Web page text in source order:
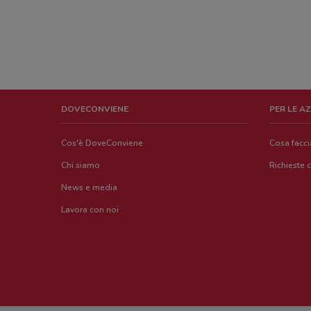
DOVECONVIENE
Cos'è DoveConviene
Chi siamo
News e media
Lavora con noi
PER LE
Cosa
Richieste